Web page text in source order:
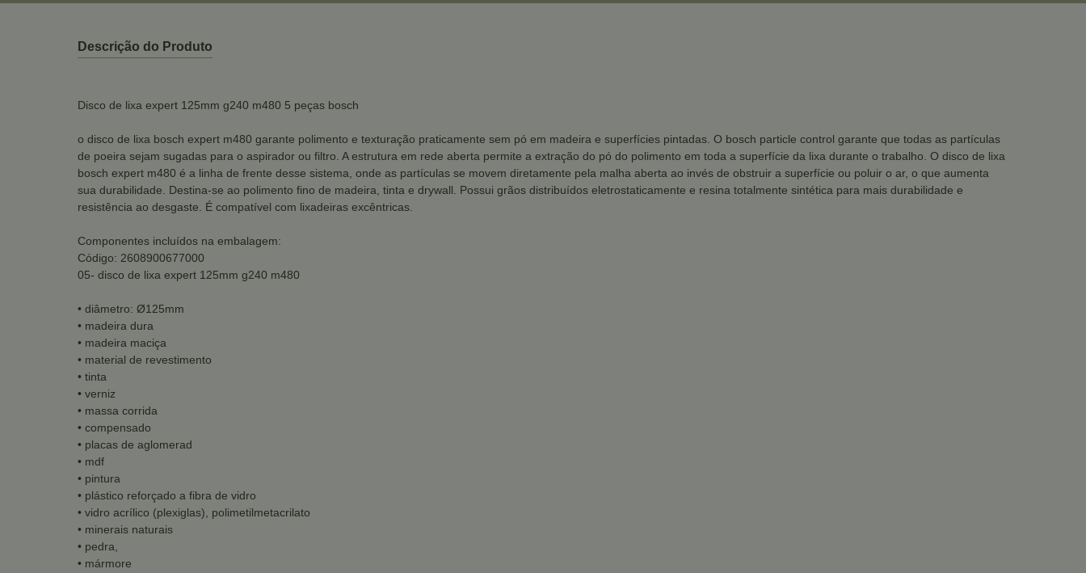
Descrição do Produto
Disco de lixa expert 125mm g240 m480 5 peças bosch
o disco de lixa bosch expert m480 garante polimento e texturação praticamente sem pó em madeira e superfícies pintadas. O bosch particle control garante que todas as partículas
de poeira sejam sugadas para o aspirador ou filtro. A estrutura em rede aberta permite a extração do pó do polimento em toda a superfície da lixa durante o trabalho. O disco de lixa
bosch expert m480 é a linha de frente desse sistema, onde as partículas se movem diretamente pela malha aberta ao invés de obstruir a superfície ou poluir o ar, o que aumenta
sua durabilidade. Destina-se ao polimento fino de madeira, tinta e drywall. Possui grãos distribuídos eletrostaticamente e resina totalmente sintética para mais durabilidade e
resistência ao desgaste. É compatível com lixadeiras excêntricas.
Componentes incluídos na embalagem:
Código: 2608900677000
05- disco de lixa expert 125mm g240 m480
• diâmetro: Ø125mm
• madeira dura
• madeira maciça
• material de revestimento
• tinta
• verniz
• massa corrida
• compensado
• placas de aglomerad
• mdf
• pintura
• plástico reforçado a fibra de vidro
• vidro acrílico (plexiglas), polimetilmetacrilato
• minerais naturais
• pedra,
• mármore